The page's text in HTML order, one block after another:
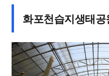
화포천습지생태